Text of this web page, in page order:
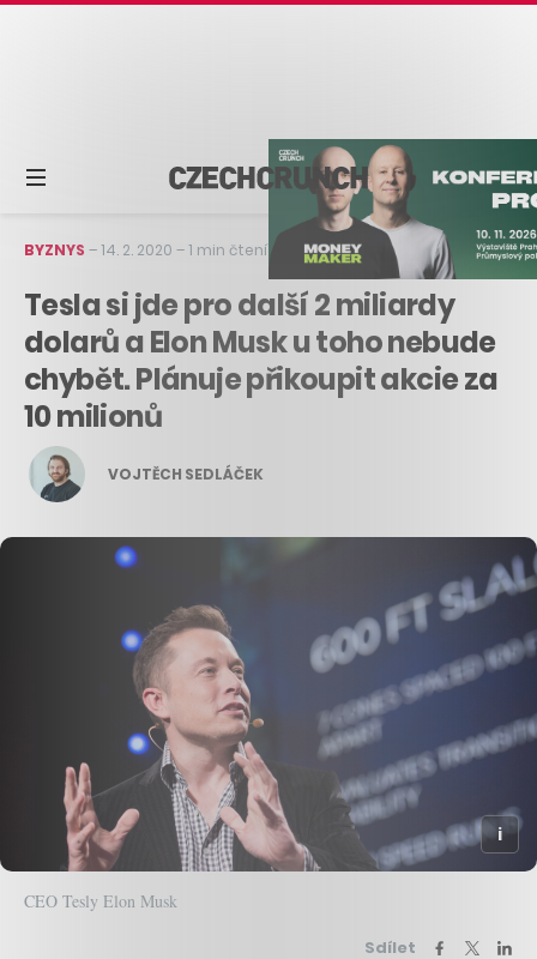
BYZNYS –14. 2. 2020 –1 min čtení
Tesla si jde pro další 2 miliardy
dolarů a Elon Musk u toho nebude
chybět. Plánuje přikoupit akcie za
10 milionů
VOJTĚCH SEDLÁČEK
CEO Tesly Elon Musk
Sdílet